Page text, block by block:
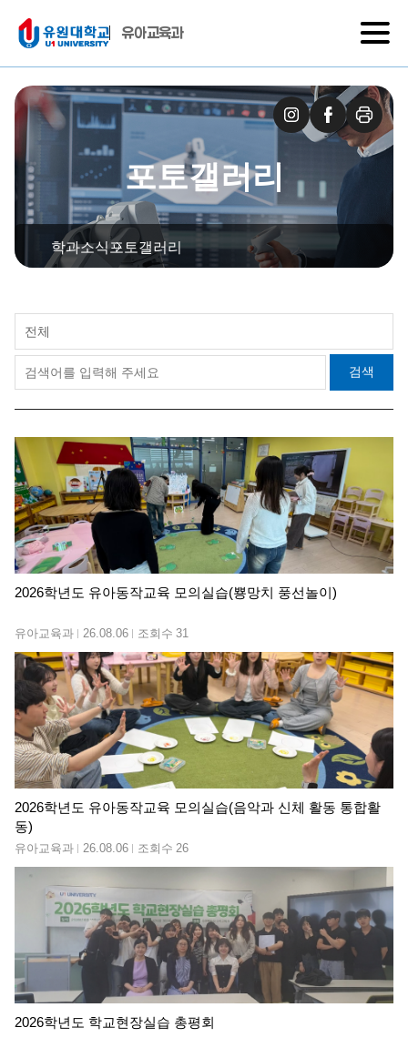
유아교육과
포토갤러리
학과소식포토갤러리
전체
검색
2026학년도 유아동작교육 모의실습(뿅망치 풍선놀이)
유아교육과 26.08.06 조회수 31
2026학년도 유아동작교육 모의실습(음악과 신체 활동 통합활
동)
유아교육과 26.08.06 조회수 26
2026학년도 학교현장실습 총평회